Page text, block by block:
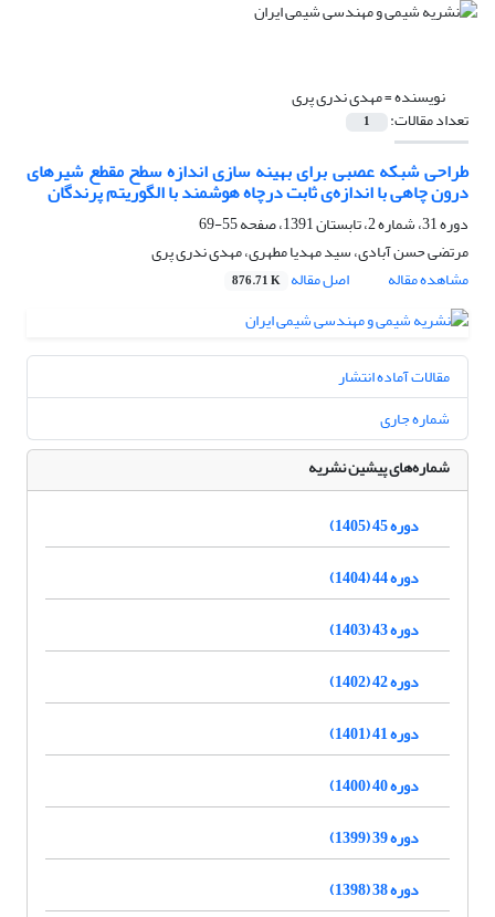
نویسنده =مهدی ندری پری
تعداد مقالات: 1
طراحی شبکه عصبی برای بهینه سازی اندازه سطح مقطع شیرهای
درون چاهی با اندازه‌ی ثابت درچاه هوشمند با الگوریتم پرندگان
دوره 31، شماره 2، تابستان 1391، صفحه
55-69
مرتضی حسن آبادی، سید مهدیا مطهری، مهدی ندری پری
مشاهده مقاله
اصل مقاله 876.71 K
مقالات آماده انتشار
شماره جاری
شماره‌های پیشین نشریه
دوره 45 (1405)
دوره 44 (1404)
دوره 43 (1403)
دوره 42 (1402)
دوره 41 (1401)
دوره 40 (1400)
دوره 39 (1399)
دوره 38 (1398)